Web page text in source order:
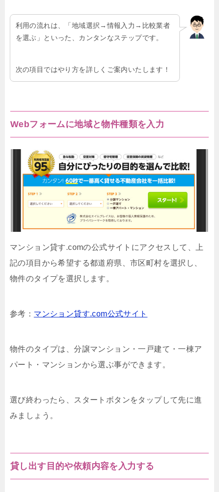
利用の流れは、「地域選択→情報入力→比較業者
を選ぶ」といった、カンタンなステップです。
次の項目ではやり方を詳しくご案内いたします！
Webフォームに地域と物件種類を入力
マンション貸す.comの公式サイトにアクセスして、上
記の項目から希望する都道府県、市区町村を選択し、
物件のタイプを選択します。
参考： マンション貸す.com公式サイト
物件のタイプは、分譲マンション・一戸建て・一棟ア
パート・マンションから選ぶ事ができます。
選び終わったら、スタートボタンをタップして先に進
みましょう。
貸し出す目的や依頼内容を入力する